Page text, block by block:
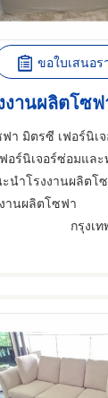
ขอใบเสนอร
งานผลิตโซ
า มิตรซี เฟอร์นิเจ
ร์นิเจอร์ซ่อมและทำใหม่,ผู้ผลิตเ
นำโรงงานผลิตโซฟ
านผลิตโซฟา
กรุงเ